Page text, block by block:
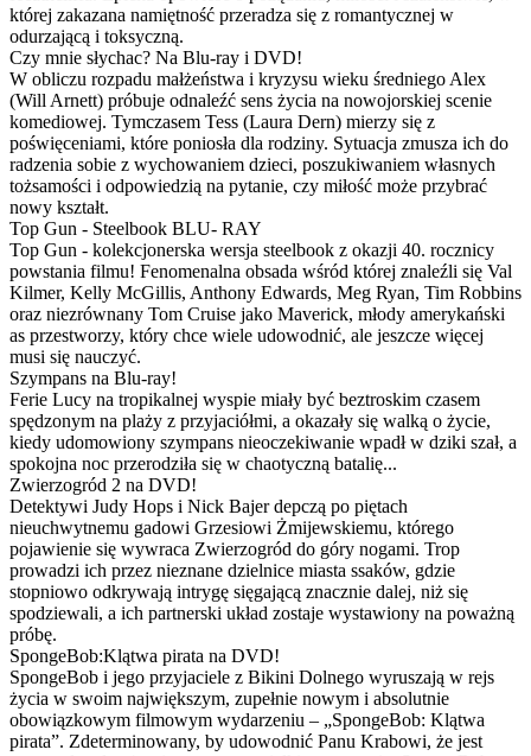
której zakazana namiętność przeradza się z romantycznej w
odurzającą i toksyczną.
Czy mnie słychac? Na Blu-ray i DVD!
W obliczu rozpadu małżeństwa i kryzysu wieku średniego Alex
(Will Arnett) próbuje odnaleźć sens życia na nowojorskiej scenie
komediowej. Tymczasem Tess (Laura Dern) mierzy się z
poświęceniami, które poniosła dla rodziny. Sytuacja zmusza ich do
radzenia sobie z wychowaniem dzieci, poszukiwaniem własnych
tożsamości i odpowiedzią na pytanie, czy miłość może przybrać
nowy kształt.
Top Gun - Steelbook BLU- RAY
Top Gun - kolekcjonerska wersja steelbook z okazji 40. rocznicy
powstania filmu! Fenomenalna obsada wśród której znaleźli się Val
Kilmer, Kelly McGillis, Anthony Edwards, Meg Ryan, Tim Robbins
oraz niezrównany Tom Cruise jako Maverick, młody amerykański
as przestworzy, który chce wiele udowodnić, ale jeszcze więcej
musi się nauczyć.
Szympans na Blu-ray!
Ferie Lucy na tropikalnej wyspie miały być beztroskim czasem
spędzonym na plaży z przyjaciółmi, a okazały się walką o życie,
kiedy udomowiony szympans nieoczekiwanie wpadł w dziki szał, a
spokojna noc przerodziła się w chaotyczną batalię...
Zwierzogród 2 na DVD!
Detektywi Judy Hops i Nick Bajer depczą po piętach
nieuchwytnemu gadowi Grzesiowi Żmijewskiemu, którego
pojawienie się wywraca Zwierzogród do góry nogami. Trop
prowadzi ich przez nieznane dzielnice miasta ssaków, gdzie
stopniowo odkrywają intrygę sięgającą znacznie dalej, niż się
spodziewali, a ich partnerski układ zostaje wystawiony na poważną
próbę.
SpongeBob:Klątwa pirata na DVD!
SpongeBob i jego przyjaciele z Bikini Dolnego wyruszają w rejs
życia w swoim największym, zupełnie nowym i absolutnie
obowiązkowym filmowym wydarzeniu – „SpongeBob: Klątwa
pirata”. Zdeterminowany, by udowodnić Panu Krabowi, że jest